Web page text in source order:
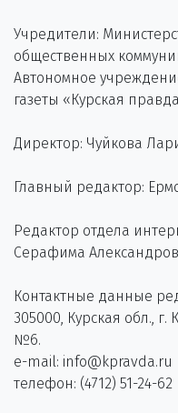
Учредители:
общественных
Автономное
газеты «Курская
Директор: Чуйкова
Главный редактор:
Редактор отдела
Серафима
Контактные данные
305000, Курская обл.,
№6.
e-mail: info@kpravda.ru
телефон: (4712) 51-24-62